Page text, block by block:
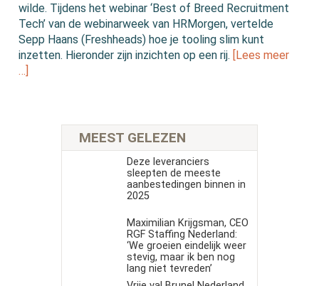
wilde. Tijdens het webinar ‘Best of Breed Recruitment
Tech’ van de webinarweek van HRMorgen, vertelde
Sepp Haans (Freshheads) hoe je tooling slim kunt
inzetten. Hieronder zijn inzichten op een rij. [Lees meer
…]
MEEST GELEZEN
Deze leveranciers
sleepten de meeste
aanbestedingen binnen in
2025
Maximilian Krijgsman, CEO
RGF Staffing Nederland:
‘We groeien eindelijk weer
stevig, maar ik ben nog
lang niet tevreden’